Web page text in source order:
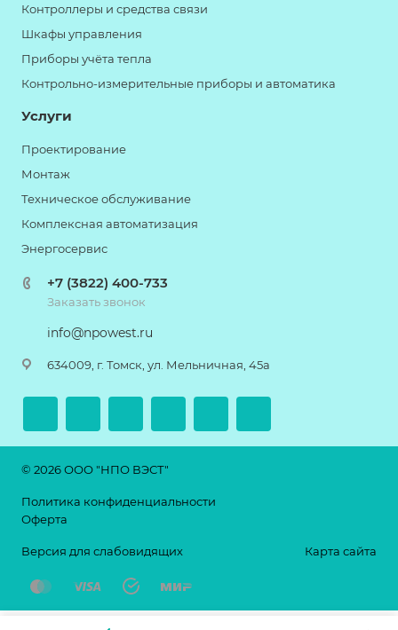
Контроллеры и средства связи
Шкафы управления
Приборы учёта тепла
Контрольно-измерительные приборы и автоматика
Услуги
Проектирование
Монтаж
Техническое обслуживание
Комплексная автоматизация
Энергосервис
+7 (3822) 400-733
Заказать звонок
info@npowest.ru
634009, г. Томск, ул. Мельничная, 45а
© 2026 ООО "НПО ВЭСТ"
Политика конфиденциальности
Оферта
Версия для слабовидящих Карта сайта